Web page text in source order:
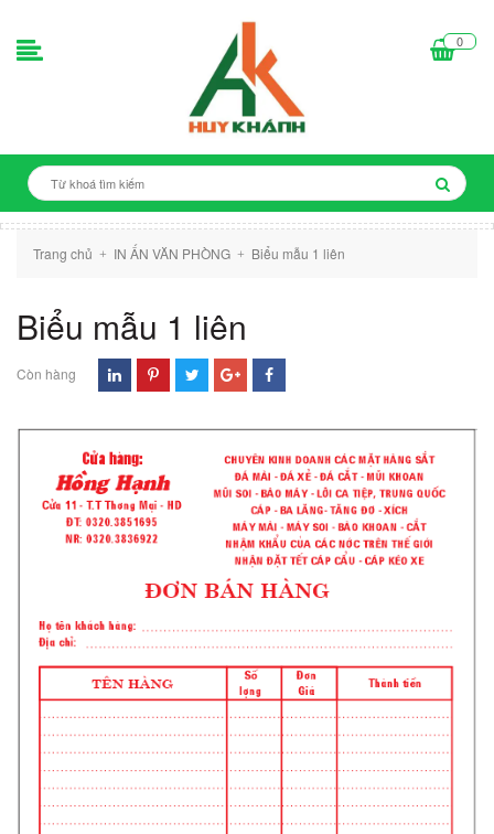
0
Trang chủ + IN ẤN VĂN PHÒNG + Biểu mẫu 1 liên
Biểu mẫu 1 liên
Còn hàng